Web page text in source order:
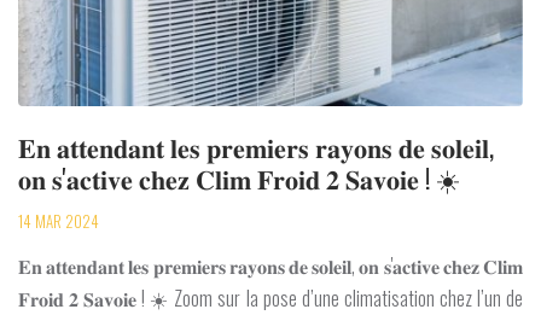
𝐄𝐧 𝐚𝐭𝐭𝐞𝐧𝐝𝐚𝐧𝐭 𝐥𝐞𝐬 𝐩𝐫𝐞𝐦𝐢𝐞𝐫𝐬 𝐫𝐚𝐲𝐨𝐧𝐬 𝐝𝐞 𝐬𝐨𝐥𝐞𝐢𝐥,
𝐨𝐧 𝐬'𝐚𝐜𝐭𝐢𝐯𝐞 𝐜𝐡𝐞𝐳 𝐂𝐥𝐢𝐦 𝐅𝐫𝐨𝐢𝐝 𝟐 𝐒𝐚𝐯𝐨𝐢𝐞 ! ☀️
14 MAR 2024
𝐄𝐧 𝐚𝐭𝐭𝐞𝐧𝐝𝐚𝐧𝐭 𝐥𝐞𝐬 𝐩𝐫𝐞𝐦𝐢𝐞𝐫𝐬 𝐫𝐚𝐲𝐨𝐧𝐬 𝐝𝐞 𝐬𝐨𝐥𝐞𝐢𝐥, 𝐨𝐧 𝐬'𝐚𝐜𝐭𝐢𝐯𝐞 𝐜𝐡𝐞𝐳 𝐂𝐥𝐢𝐦
𝐅𝐫𝐨𝐢𝐝 𝟐 𝐒𝐚𝐯𝐨𝐢𝐞 ! ☀️ Zoom sur la pose d’une climatisation chez l’un de